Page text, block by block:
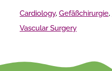
Cardiology, Gefäßchirurgie,
Vascular Surgery